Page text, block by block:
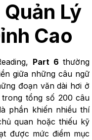
Lý
Cao
Part 6 thường
giữa những câu ngữ
đoạn văn dài hơi ở
tổng số 200 câu
phần khiến nhiều thí
quan hoặc thiếu kỹ
được mức điểm mục